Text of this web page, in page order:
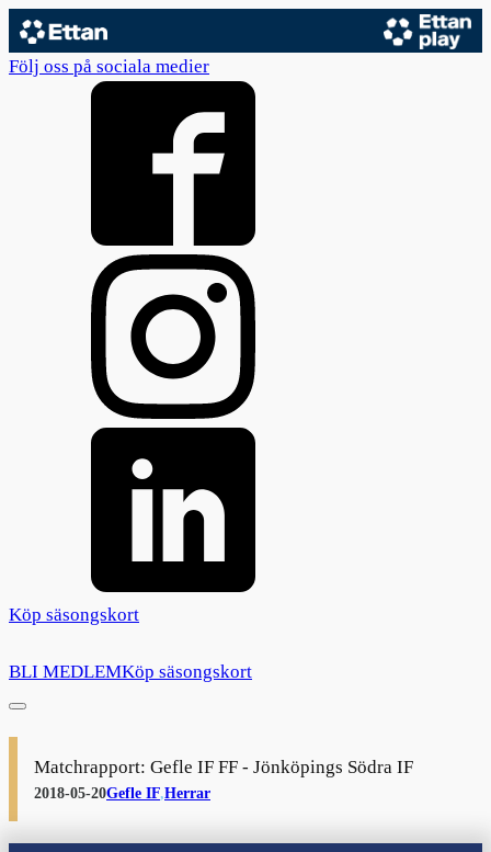
Följ oss på sociala medier
Köp säsongskort
BLI MEDLEMKöp säsongskort
Matchrapport: Gefle IF FF - Jönköpings Södra IF
2018-05-20Gefle IF,Herrar